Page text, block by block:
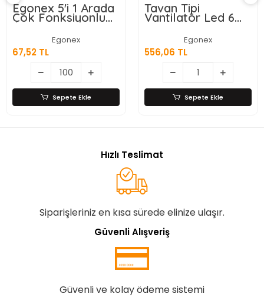
Egonex 5'i 1 Arada
Çok Fonksiyonlu
Meyve Sebze
Soyacağı, Jülyen
Dilimleyici ve Şişe
Açacağı – Ahşap
Saplı Paslanmaz
Çelik
Egonex
67,52 TL
Sepete Ekle
Tavan Tipi
Vantilatör Led 6
Kanatlı
Egonex
556,06 TL
Sepete Ekle
Hızlı Teslimat
Siparişleriniz en kısa sürede elinize ulaşır.
Güvenli Alışveriş
Güvenli ve kolay ödeme sistemi